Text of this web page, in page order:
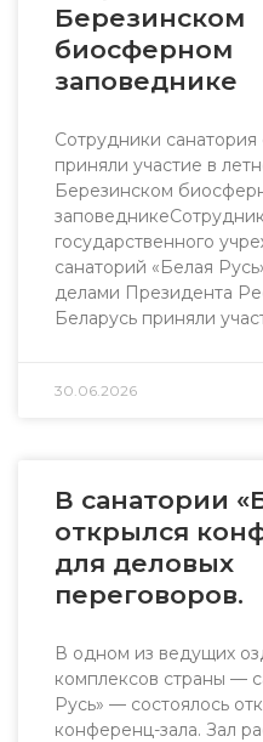
Березинском
биосферном
заповеднике
Сотрудники санатория
приняли участие в
Березинском
государственного
санаторий «Белая
делами Президента
Беларусь приняли
30.06.2026
В санатории
открылся
для деловых
переговоров.
В одном из ведущих
комплексов страны —
Русь» — состоялось
конференц-зала. Зал